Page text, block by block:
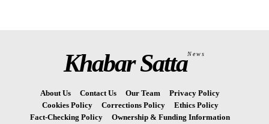
Khabar SattaNews
About Us Contact Us Our Team
Privacy Policy
Cookies Policy
Corrections Policy
Ethics Policy
Fact-Checking Policy
Ownership & Funding Information